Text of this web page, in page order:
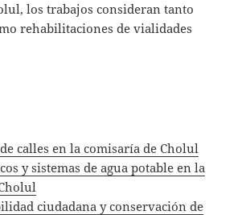
los trabajos consideran tanto
rehabilitaciones de vialidades
calles en la comisaría de Cholul
y sistemas de agua potable en la
ciudadana y conservación de